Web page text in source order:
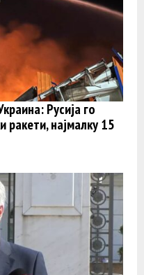
Русија го
ракети, најмалку 15